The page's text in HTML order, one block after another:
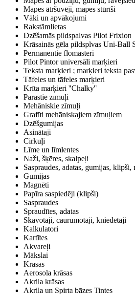
Mapes ātršuvēji, mapes stūrīši
Vāki un apvākojumi
Rakstāmlietas
Dzēšamās pildspalvas Pilot Frixion
Krāsainās gēla pildsplvas Uni-Ball
Permanentie flomāsteri
Pilot Pintor universāli marķieri
Teksta marķieri ; marķieri teksta
Tāfeles un tāfeles marķieri
Krīta marķieri ''Chalky''
Parastie zīmuļi
Mehāniskie zīmuļi
Grafīti mehāniskajiem zīmuļiem
Dzēšgumijas
Asinātaji
Cirkuļi
Līme un līmlentes
Naži, šķēres, skalpeļi
Saspraudes, adatas, gumijas, klipši,
Gumijas
Magnēti
Papīra saspiedēji (klipši)
Saspraudes
Spraudītes, adatas
Skavotāji, caurumotāji, kniedētāji
Kalkulatori
Kartītes
Akvareļi
Mākslai
Krāsas
Aerosola krāsas
Akrila krāsas
Akrila un Spirta bāzes Tintes